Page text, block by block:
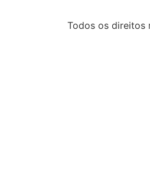
Todos os direitos